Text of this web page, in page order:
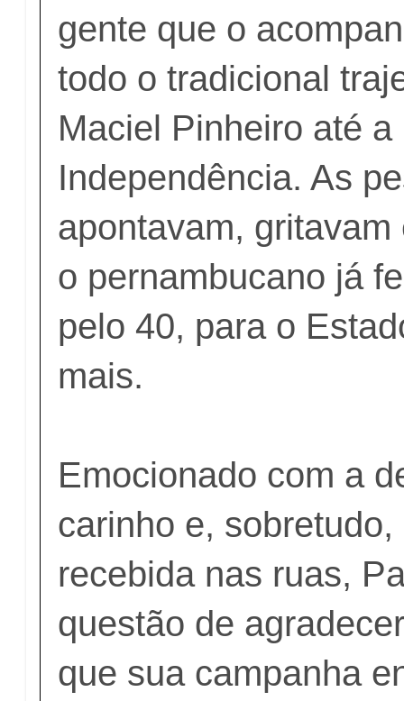
gente que o
todo o tradicional
Maciel Pinheiro até
Independência. As
apontavam,
o pernambucano já
pelo 40, para o
mais.
Emocionado com a
carinho e,
recebida nas ruas,
questão de
que sua campanha